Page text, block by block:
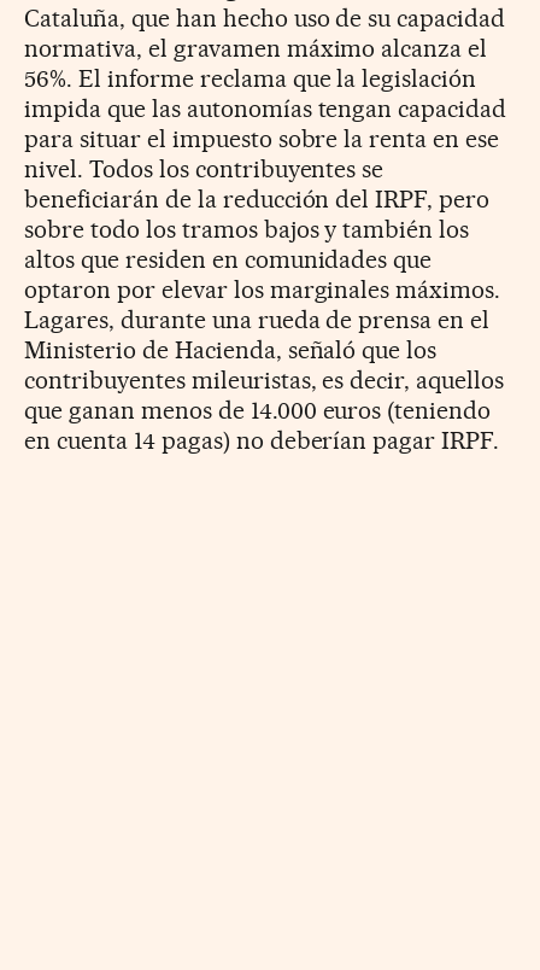
Cataluña, que han hecho uso de su capacidad
normativa, el gravamen máximo alcanza el
56%. El informe reclama que la legislación
impida que las autonomías tengan capacidad
para situar el impuesto sobre la renta en ese
nivel. Todos los contribuyentes se
beneficiarán de la reducción del IRPF, pero
sobre todo los tramos bajos y también los
altos que residen en comunidades que
optaron por elevar los marginales máximos.
Lagares, durante una rueda de prensa en el
Ministerio de Hacienda, señaló que los
contribuyentes mileuristas, es decir, aquellos
que ganan menos de 14.000 euros (teniendo
en cuenta 14 pagas) no deberían pagar IRPF.